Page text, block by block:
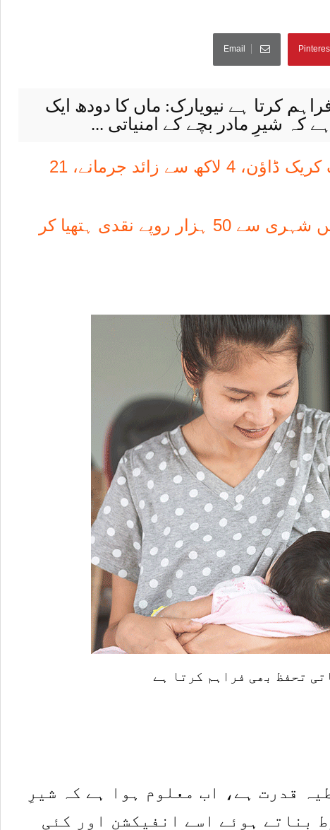
Email
کرتا ہے نیویارک: ماں کا دودھ ایک
کہ شیرِ مادر بچے کے امنیاتی ...
ساہیوال میں ناجائز منافع خوری کے خلاف کریک ڈاؤن، 4 لاکھ سے زائد جرمانے، 21
عید سے قبل نوسرباز سرگرم، کسووال میں شہری سے 50 ہزار روپے نقدی ہتھیا کر
تحفظ بھی فراہم کرتا ہے
قدرت ہے، اب معلوم ہوا ہے کہ شیرِ
بناتے ہوئے اسے انفیکشن اور کئی